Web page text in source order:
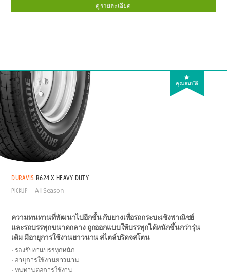
ดูรายละเอียด
คุณสมบัติ
DURAVIS R624 X HEAVY DUTY
PICKUP All Season
ความทนทานที่พัฒนาไปอีกขั้น กับยางเพื่อรถกระบะเชิงพาณิชย์
และรถบรรทุกขนาดกลาง ถูกออกแบบให้บรรทุกได้หนักขึ้นกว่ารุ่น
เดิม มีอายุการใช้งานยาวนาน สไตล์บริดจสโตน
รองรับงานบรรทุกหนัก
อายุการใช้งานยาวนาน
ทนทานต่อการใช้งาน